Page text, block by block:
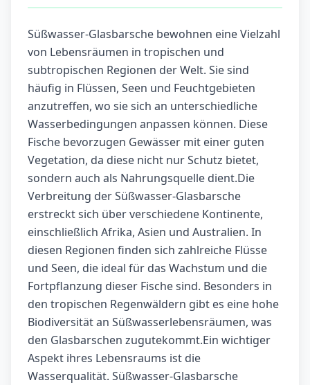
Süßwasser-Glasbarsche bewohnen eine Vielzahl
von Lebensräumen in tropischen und
subtropischen Regionen der Welt. Sie sind
häufig in Flüssen, Seen und Feuchtgebieten
anzutreffen, wo sie sich an unterschiedliche
Wasserbedingungen anpassen können. Diese
Fische bevorzugen Gewässer mit einer guten
Vegetation, da diese nicht nur Schutz bietet,
sondern auch als Nahrungsquelle dient.Die
Verbreitung der Süßwasser-Glasbarsche
erstreckt sich über verschiedene Kontinente,
einschließlich Afrika, Asien und Australien. In
diesen Regionen finden sich zahlreiche Flüsse
und Seen, die ideal für das Wachstum und die
Fortpflanzung dieser Fische sind. Besonders in
den tropischen Regenwäldern gibt es eine hohe
Biodiversität an Süßwasserlebensräumen, was
den Glasbarschen zugutekommt.Ein wichtiger
Aspekt ihres Lebensraums ist die
Wasserqualität. Süßwasser-Glasbarsche